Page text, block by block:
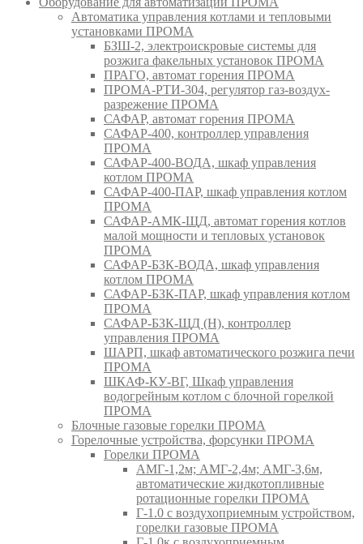
Автоматика управления котлами и тепловыми
установками ПРОМА
БЗШ-2, электроискровые системы для
розжига факельных установок ПРОМА
ПРАГО, автомат горения ПРОМА
ПРОМА-РТИ-304, регулятор газ-воздух-
разрежение ПРОМА
САФАР, автомат горения ПРОМА
САФАР-400, контроллер управления
ПРОМА
САФАР-400-ВОДА, шкаф управления
котлом ПРОМА
САФАР-400-ПАР, шкаф управления котлом
ПРОМА
САФАР-АМК-ЩД, автомат горения котлов
малой мощности и тепловых установок
ПРОМА
САФАР-БЗК-ВОДА, шкаф управления
котлом ПРОМА
САФАР-БЗК-ПАР, шкаф управления котлом
ПРОМА
САФАР-БЗК-ЩД (Н), контроллер
управления ПРОМА
ШАРП, шкаф автоматического розжига печи
ПРОМА
ШКАФ-КУ-ВГ, Шкаф управления
водогрейным котлом с блочной горелкой
ПРОМА
Блочные газовые горелки ПРОМА
Горелочные устройства, форсунки ПРОМА
Горелки ПРОМА
АМГ-1,2м; АМГ-2,4м; АМГ-3,6м,
автоматические жидкотопливные
ротационные горелки ПРОМА
Г-1.0 с воздухоприемным устройством,
горелки газовые ПРОМА